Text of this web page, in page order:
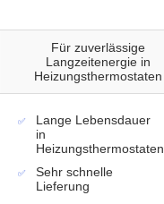
Für zuverlässige
Langzeitenergie in
Heizungsthermostaten
Lange Lebensdauer
in
Heizungsthermostaten
Sehr schnelle
Lieferung